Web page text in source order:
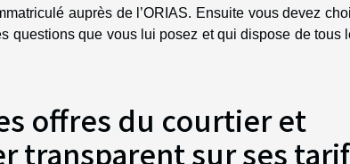
auprès de l’ORIAS. Ensuite vous devez
questions que vous lui posez et qui dispose de tous
offres du courtier et
transparent sur ses